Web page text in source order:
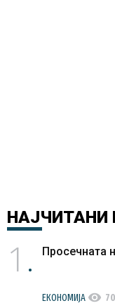
НАЈЧИТАНИ
1 Просечната
ЕКОНОМИЈА visibility